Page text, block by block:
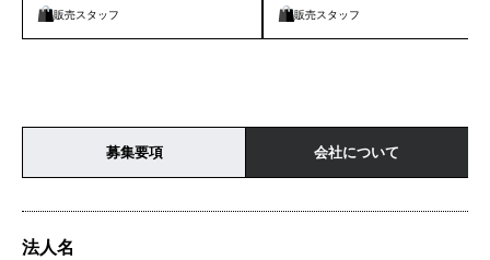
販売スタッフ
販売スタッフ
募集要項 会社について
法人名